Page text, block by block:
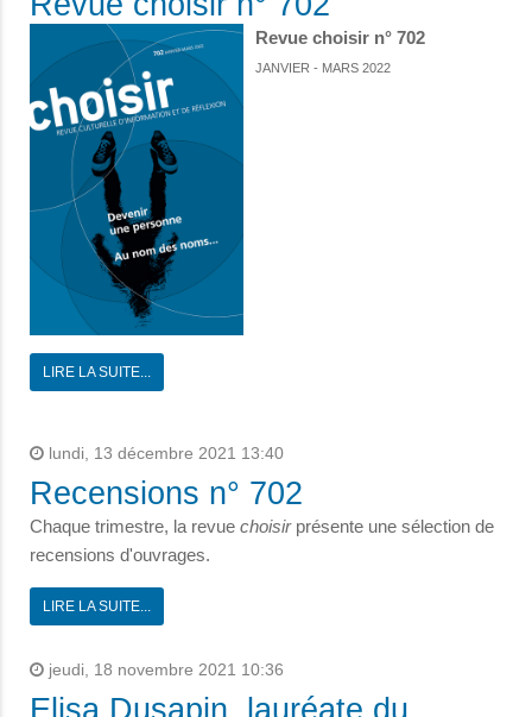
Revue choisir n° 702
JANVIER - MARS 2022
LIRE LA SUITE...
lundi, 13 décembre 2021 13:40
Recensions n° 702
Chaque trimestre, la revue choisirprésente une sélection de
recensions d'ouvrages.
LIRE LA SUITE...
jeudi, 18 novembre 2021 10:36